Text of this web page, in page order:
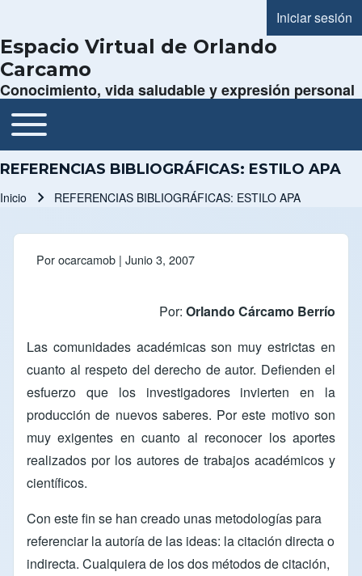
Menú de
Iniciar sesión
Espacio Virtual de Orlando
Carcamo
Conocimiento, vida saludable y expresión personal
Navegación principal
Toggle main menu
REFERENCIAS BIBLIOGRÁFICAS: ESTILO APA
Inicio REFERENCIAS BIBLIOGRÁFICAS: ESTILO APA
Porocarcamob | Junio 3, 2007
Por: Orlando Cárcamo Berrío
Las comunidades académicas son muy estrictas en
cuanto al respeto del derecho de autor. Defienden el
esfuerzo que los investigadores invierten en la
producción de nuevos saberes. Por este motivo son
muy exigentes en cuanto al reconocer los aportes
realizados por los autores de trabajos académicos y
científicos.
Con este fin se han creado unas metodologías para
referenciar la autoría de las ideas: la citación directa o
indirecta. Cualquiera de los dos métodos de citación,